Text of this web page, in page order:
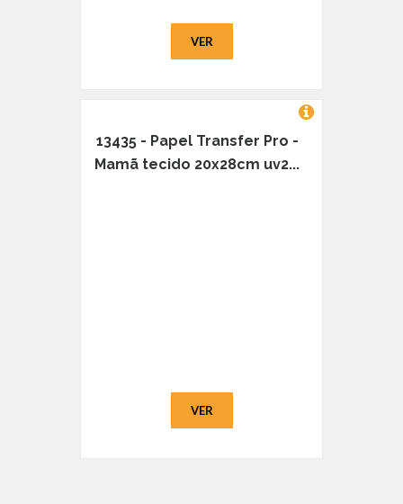
VER
13435 - Papel Transfer Pro -
Mamã tecido 20x28cm uv2...
VER